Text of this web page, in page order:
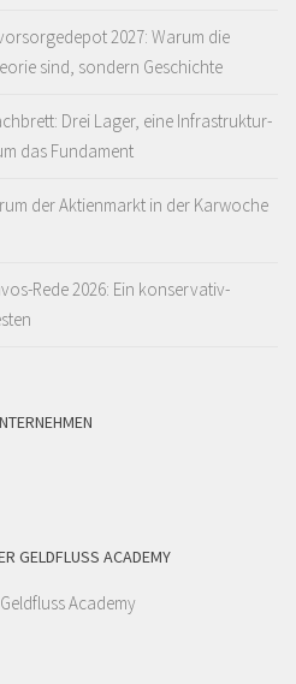
2027: Warum die
sind, sondern Geschichte
Drei Lager, eine Infrastruktur-
das Fundament
der Aktienmarkt in der Karwoche
Rede 2026: Ein konservativ-
GELDFLUSS ACADEMY